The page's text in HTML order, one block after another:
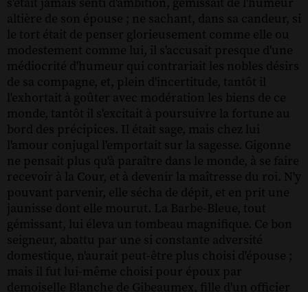
altière de son épouse ; ne sachant, dans sa candeur, si
le tort était de penser glorieusement comme elle ou
modestement comme lui, il s'accusait presque d'une
médiocrité d'humeur qui contrariait les nobles désirs
de sa compagne, et, plein d'incertitude, tantôt il
l'exhortait à goûter avec modération les biens de ce
monde, tantôt il s'excitait à poursuivre la fortune au
bord des précipices. Il était sage, mais chez lui
l'amour conjugal l'emportait sur la sagesse. Gigonne
ne pensait plus qu'à paraître dans le monde, à se faire
recevoir à la Cour, et à devenir la maîtresse du roi. N'y
pouvant parvenir, elle sécha de dépit, et en prit une
jaunisse dont elle mourut. La Barbe-Bleue, tout
gémissant, lui éleva un tombeau magnifique. Ce bon
seigneur, abattu par une si constante adversité
domestique, n'aurait peut-être plus choisi d'épouse ;
mais il fut lui-même choisi pour époux par
demoiselle Blanche de Gibeaumex, fille d'un officier